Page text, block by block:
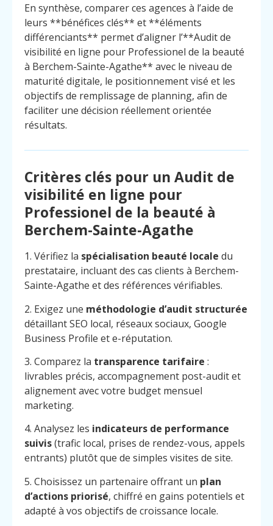
Contact
Appelez
En synthèse, comparer ces agences à l’aide de
leurs **bénéfices clés** et **éléments
différenciants** permet d’aligner l’**Audit de
visibilité en ligne pour Professionel de la beauté
à Berchem-Sainte-Agathe** avec le niveau de
maturité digitale, le positionnement visé et les
objectifs de remplissage de planning, afin de
faciliter une décision réellement orientée
résultats.
Critères clés pour un Audit de
visibilité en ligne pour
Professionel de la beauté à
Berchem-Sainte-Agathe
1. Vérifiez la spécialisation beauté locale du
prestataire, incluant des cas clients à Berchem-
Sainte-Agathe et des références vérifiables.
2. Exigez une méthodologie d’audit structurée
détaillant SEO local, réseaux sociaux, Google
Business Profile et e-réputation.
3. Comparez la transparence tarifaire :
livrables précis, accompagnement post-audit et
alignement avec votre budget mensuel
marketing.
4. Analysez les indicateurs de performance
suivis(trafic local, prises de rendez-vous, appels
entrants) plutôt que de simples visites de site.
5. Choisissez un partenaire offrant un plan
d’actions priorisé, chiffré en gains potentiels et
adapté à vos objectifs de croissance locale.